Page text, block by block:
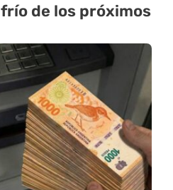
de los próximos